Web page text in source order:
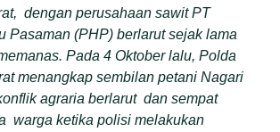
dengan perusahaan sawit PT
Pasaman (PHP) berlarut sejak lama
Pada 4 Oktober lalu, Polda
menangkap sembilan petani Nagari
agraria berlarut dan sempat
warga ketika polisi melakukan